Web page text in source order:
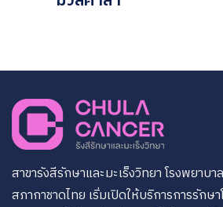
สาขารังสีรักษาและมะเร็งวิทยา โรงพยาบ
สภากาชาดไทย เริ่มเปิดให้บริการการรักษ